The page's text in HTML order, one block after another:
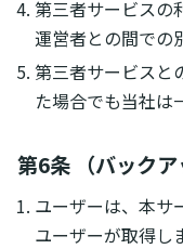
第三者サービスの
運営者との間での
第三者サービスと
た場合でも当社は
第6条 （バックア
ユーザーは、本サ
ユーザーが取得し